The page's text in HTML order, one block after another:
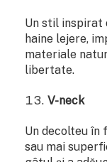
Un stil inspirat
haine lejere,
materiale
libertate.
V-neck
Un decolteu în
sau mai